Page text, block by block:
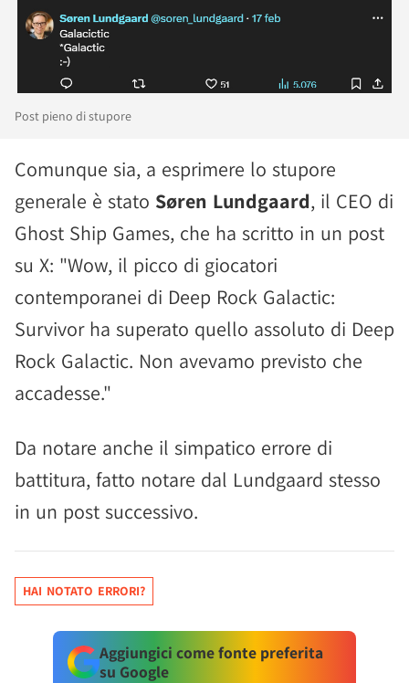
Post pieno di stupore
Comunque sia, a esprimere lo stupore
generale è stato Søren Lundgaard, il CEO di
Ghost Ship Games, che ha scritto in un post
su X: "Wow, il picco di giocatori
contemporanei di Deep Rock Galactic:
Survivor ha superato quello assoluto di Deep
Rock Galactic. Non avevamo previsto che
accadesse."
Da notare anche il simpatico errore di
battitura, fatto notare dal Lundgaard stesso
in un post successivo.
HAI NOTATO ERRORI?
Aggiungici come fonte preferita
su Google